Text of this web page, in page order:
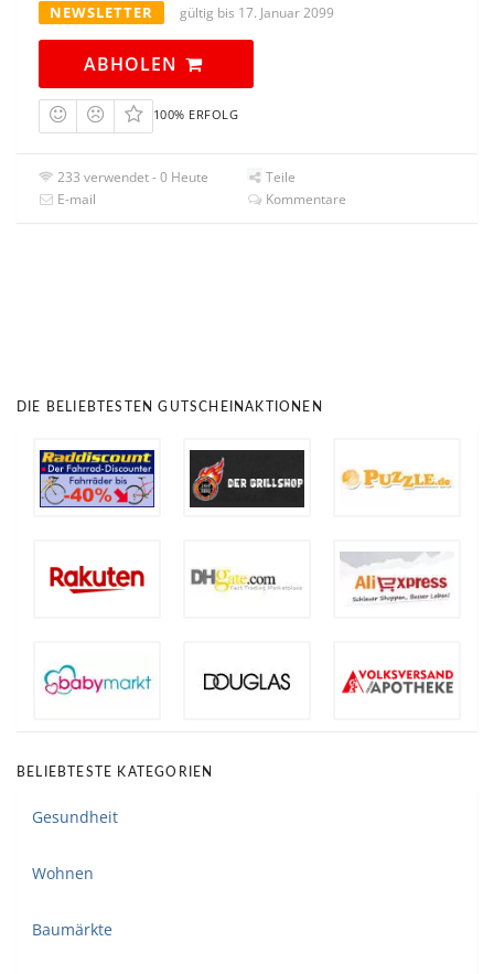
NEWSLETTER gültig bis 17. Januar 2099
ABHOLEN
100% ERFOLG
233 verwendet - 0 Heute
Teile
E-mail
Kommentare
DIE BELIEBTESTEN GUTSCHEINAKTIONEN
BELIEBTESTE KATEGORIEN
Gesundheit
Wohnen
Baumärkte